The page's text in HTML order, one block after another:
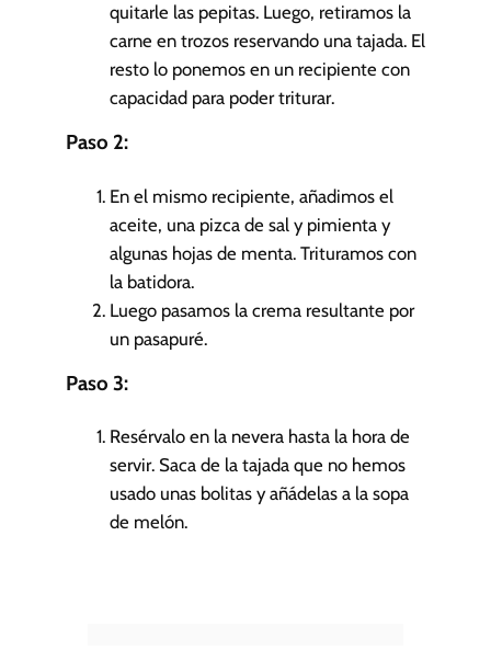
quitarle las pepitas. Luego, retiramos la
carne en trozos reservando una tajada. El
resto lo ponemos en un recipiente con
capacidad para poder triturar.
Paso 2:
En el mismo recipiente, añadimos el
aceite, una pizca de sal y pimienta y
algunas hojas de menta. Trituramos con
la batidora.
Luego pasamos la crema resultante por
un pasapuré.
Paso 3:
Resérvalo en la nevera hasta la hora de
servir. Saca de la tajada que no hemos
usado unas bolitas y añádelas a la sopa
de melón.